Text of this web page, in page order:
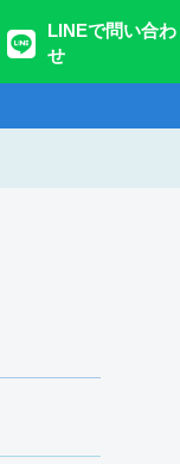
LINEで問い合わ
せ